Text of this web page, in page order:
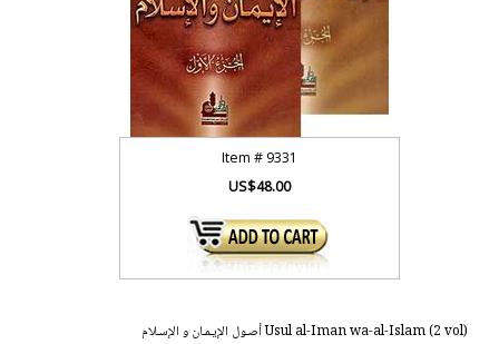
Item # 9331
US$48.00
Usul al-Iman wa-al-Islam (2 vol) أصـول الإيـمـان و الإسـلام